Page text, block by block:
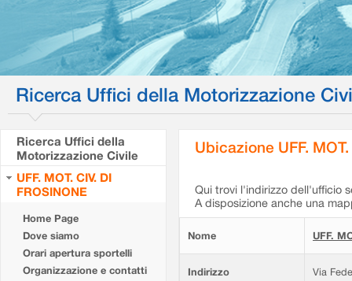
Ricerca Uffici della Motorizzazione
Ricerca Uffici della
Motorizzazione Civile
UFF. MOT. CIV. DI
FROSINONE
Home Page
Dove siamo
Orari apertura sportelli
Organizzazione e contatti
Ubicazione UFF.
Qui trovi l'indirizzo dell'ufficio
A disposizione anche una
Nome UFF.
Indirizzo Via